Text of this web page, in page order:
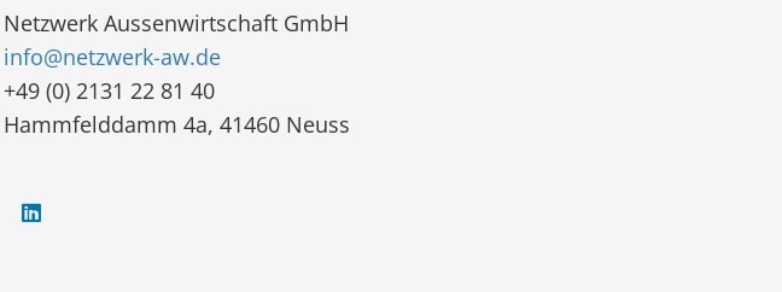
Netzwerk Aussenwirtschaft GmbH
info@netzwerk-aw.de
+49 (0) 2131 22 81 40
Hammfelddamm 4a, 41460 Neuss